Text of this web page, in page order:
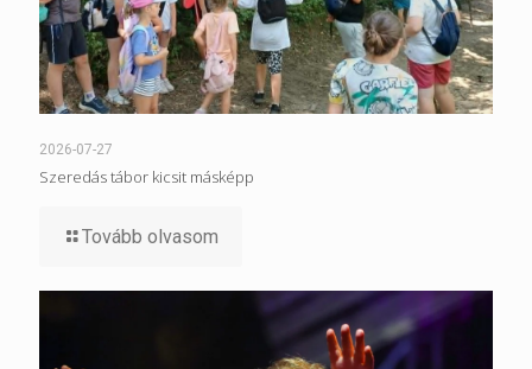
2026-07-27
Szeredás tábor kicsit másképp
Tovább olvasom